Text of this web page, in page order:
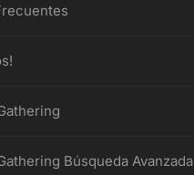
Búsqueda Avanzada